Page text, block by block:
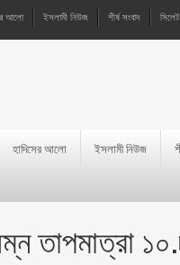
আলো ইসলামী নিউজ শীর্ষ সংবাদ
হাদিসের আলো ইসলামী নিউজ
তাপমাত্রা